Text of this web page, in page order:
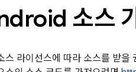
소스
스 라이선스에 따라 소스를 받